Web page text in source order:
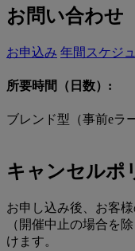
お問い合わせ
お申込み 年間スケジ
所要時間（日数）:
ブレンド型（事前eラ
キャンセルポ
お申し込み後、お客
（開催中止の場合を
けます。